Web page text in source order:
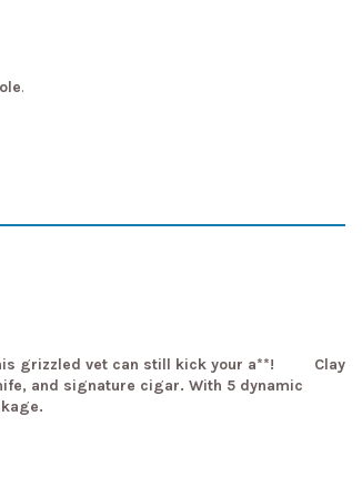
.
this grizzled vet can still kick your a**! Clay
and signature cigar. With 5 dynamic